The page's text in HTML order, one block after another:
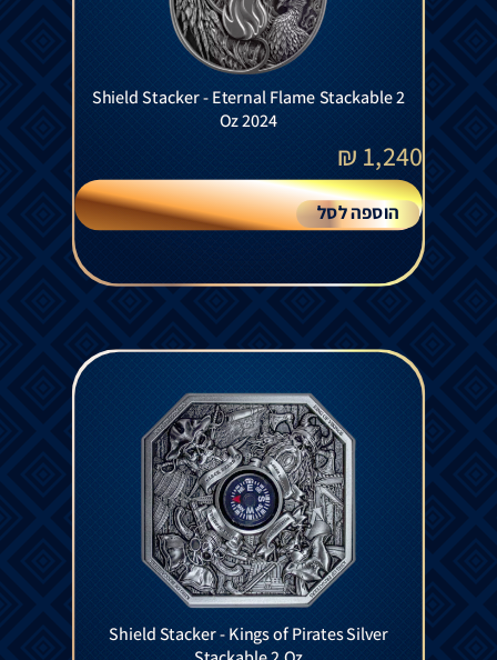
Shield Stacker - Eternal Flame Stackable 2
Oz 2024
1,240
₪
הוספה לסל
Shield Stacker - Kings of Pirates Silver